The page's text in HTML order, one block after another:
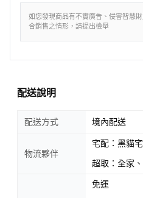
如您發現商品有不實廣告、侵害智慧
合銷售之情形，請提出檢舉
配送說明
配送方式 境內配送
物流夥伴
宅配：黑貓
超取：全家
免運